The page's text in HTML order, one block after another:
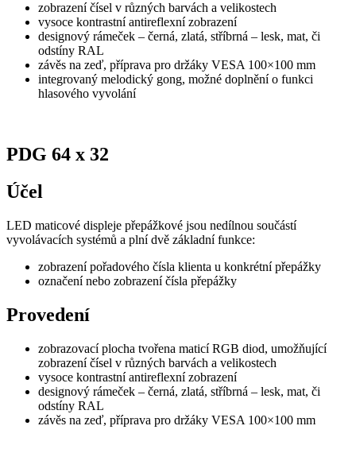
zobrazení čísel v různých barvách a velikostech
vysoce kontrastní antireflexní zobrazení
designový rámeček – černá, zlatá, stříbrná – lesk, mat, či
odstíny RAL
závěs na zeď, příprava pro držáky VESA 100×100 mm
integrovaný melodický gong, možné doplnění o funkci
hlasového vyvolání
PDG 64 x 32
Účel
LED maticové displeje přepážkové jsou nedílnou součástí
vyvolávacích systémů a plní dvě základní funkce:
zobrazení pořadového čísla klienta u konkrétní přepážky
označení nebo zobrazení čísla přepážky
Provedení
zobrazovací plocha tvořena maticí RGB diod, umožňující
zobrazení čísel v různých barvách a velikostech
vysoce kontrastní antireflexní zobrazení
designový rámeček – černá, zlatá, stříbrná – lesk, mat, či
odstíny RAL
závěs na zeď, příprava pro držáky VESA 100×100 mm